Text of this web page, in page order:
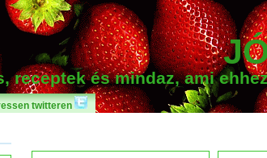
receptek és mindaz, ami
twitteren